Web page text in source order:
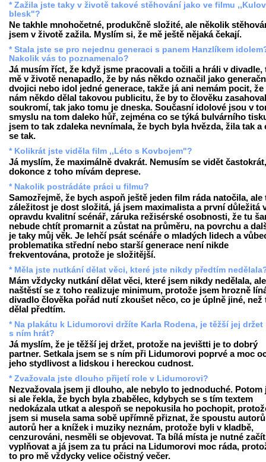
* Zažila jste taky v životě takové stěhování jako ve filmu
blesk"?
Ne takhle mnohočetné, produkčně složité, ale několik
jsem v životě zažila. Myslím si, že mě ještě nějaká čekají.
* Stala jste se pro nejednu generaci s panem Hanzlíkem
Nakolik vás to poznamenalo?
Já musím říct, že když jsme pracovali a točili a hráli v divadle,
mě v životě nenapadlo, že by nás někdo označil jako
dvojici nebo idol jedné generace, takže já ani nemám pocit, že
nám někdo dělal takovou publicitu, že by to člověku
soukromí, tak jako tomu je dneska. Současní idolové jsou v
smyslu na tom daleko hůř, zejména co se týká bulvárního
jsem to tak zdaleka nevnímala, že bych byla hvězda, žila tak a
se tak.
* Kolikrát jste viděla film ,,Léto s Kovbojem"?
Já myslím, že maximálně dvakrát. Nemusím se vidět častokrát,
dokonce z toho mívám deprese.
* Nakolik postrádáte práci u filmu?
Samozřejmě, že bych aspoň ještě jeden film ráda natočila, ale
záležitost je dost složitá, já jsem maximalista a první důležitá
opravdu kvalitní scénář, záruka režisérské osobnosti, že tu
nebude chtít promarnit a zůstat na průměru, na povrchu a
je taky můj věk. Je lehčí psát scénáře o mladých lidech a
problematika střední nebo starší generace není nikde
frekventována, protože je složitější.
* Měla jste nutkání dělat věci, které jste nikdy předtím
Mám vždycky nutkání dělat věci, které jsem nikdy nedělala, ale
naštěstí se z toho realizuje minimum, protože jsem hrozně
divadlo člověka pořád nutí zkoušet něco, co je úplně jiné, než
dělal předtím.
* Na plakátu k Lidumorovi držíte Karla Rodena, je těžší jej držet
s ním hrát?
Já myslím, že je těžší jej držet, protože na jevištti je to dobrý
partner. Setkala jsem se s ním při Lidumorovi poprvé a moc
jeho stydlivost a lidskou i hereckou cudnost.
* Zvažovala jste dlouho přijetí role v Lidumorovi?
Nezvažovala jsem ji dlouho, ale nebylo to jednoduché. Potom
si ale řekla, že bych byla zbabělec, kdybych se s tím textem
nedokázala utkat a alespoň se nepokusila ho pochopit,
jsem si musela sama sobě upřímně přiznat, že spoustu
autorů her a knížek i muziky neznám, protože byli v kladbě,
cenzurováni, nesměli se objevovat. Ta bílá místa je nutné začít
vyplňovat a já jsem za tu práci na Lidumorovi moc ráda,
to pro mě vždycky velice očistný večer.